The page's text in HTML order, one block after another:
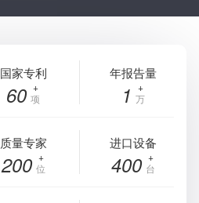
国家专利
60 项
年报告量
1 万
质量专家
200 位
进口设备
400 台